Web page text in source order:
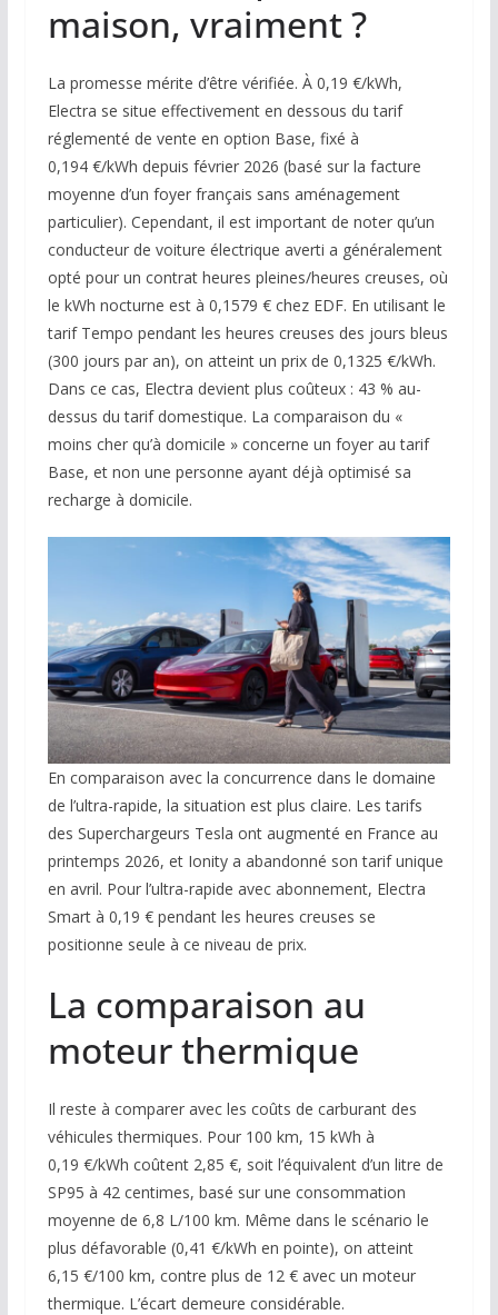
maison, vraiment ?
La promesse mérite d’être vérifiée. À 0,19 €/kWh,
Electra se situe effectivement en dessous du tarif
réglementé de vente en option Base, fixé à
0,194 €/kWh depuis février 2026 (basé sur la facture
moyenne d’un foyer français sans aménagement
particulier). Cependant, il est important de noter qu’un
conducteur de voiture électrique averti a généralement
opté pour un contrat heures pleines/heures creuses, où
le kWh nocturne est à 0,1579 € chez EDF. En utilisant le
tarif Tempo pendant les heures creuses des jours bleus
(300 jours par an), on atteint un prix de 0,1325 €/kWh.
Dans ce cas, Electra devient plus coûteux : 43 % au-
dessus du tarif domestique. La comparaison du «
moins cher qu’à domicile » concerne un foyer au tarif
Base, et non une personne ayant déjà optimisé sa
recharge à domicile.
En comparaison avec la concurrence dans le domaine
de l’ultra-rapide, la situation est plus claire. Les tarifs
des Superchargeurs Tesla ont augmenté en France au
printemps 2026, et Ionity a abandonné son tarif unique
en avril. Pour l’ultra-rapide avec abonnement, Electra
Smart à 0,19 € pendant les heures creuses se
positionne seule à ce niveau de prix.
La comparaison au
moteur thermique
Il reste à comparer avec les coûts de carburant des
véhicules thermiques. Pour 100 km, 15 kWh à
0,19 €/kWh coûtent 2,85 €, soit l’équivalent d’un litre de
SP95 à 42 centimes, basé sur une consommation
moyenne de 6,8 L/100 km. Même dans le scénario le
plus défavorable (0,41 €/kWh en pointe), on atteint
6,15 €/100 km, contre plus de 12 € avec un moteur
thermique. L’écart demeure considérable.